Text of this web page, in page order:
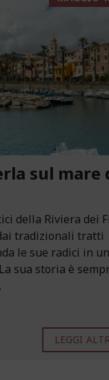
sul mare
della Riviera dei
tradizionali tratti
le sue radici in un
sua storia è
LEGGI